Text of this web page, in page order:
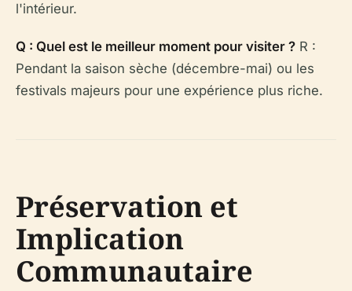
l'intérieur.
Q : Quel est le meilleur moment pour visiter ? R :
Pendant la saison sèche (décembre-mai) ou les
festivals majeurs pour une expérience plus riche.
Préservation et
Implication
Communautaire